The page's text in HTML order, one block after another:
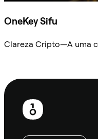
OneKey Sifu
Clareza Cripto—A uma
Rodapé